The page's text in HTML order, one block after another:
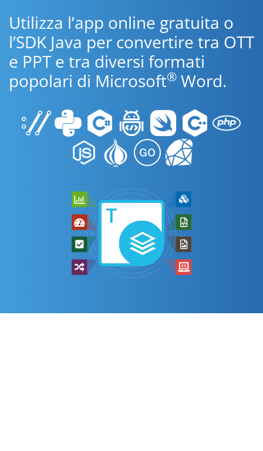
Utilizza l’app online gratuita o
l’SDK Java per convertire tra OTT
e PPT e tra diversi formati
popolari di Microsoft® Word.